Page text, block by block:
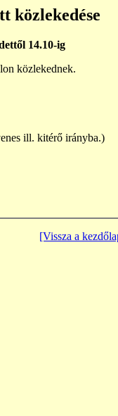
közlekedése
14.10-ig
közlekednek.
ill. kitérő irányba.)
[Vissza a